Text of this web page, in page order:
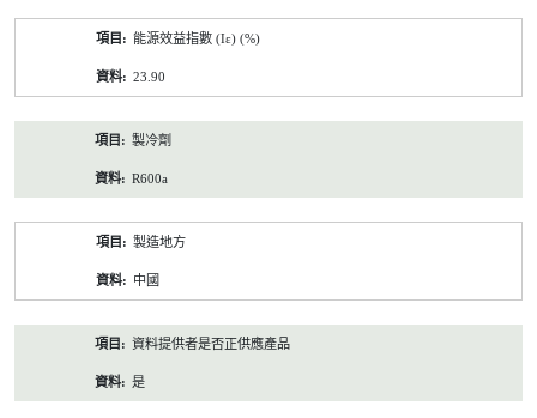
能源效益指數 (Iε) (%)
23.90
製冷劑
R600a
製造地方
中國
資料提供者是否正供應產品
是